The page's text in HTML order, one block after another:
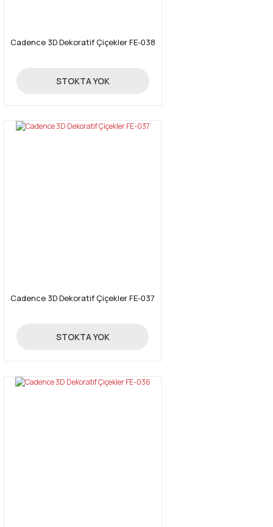
Cadence 3D Dekoratif Çiçekler FE-038
24,70 TL
STOKTA YOK
Cadence 3D Dekoratif Çiçekler FE-037
24,70 TL
STOKTA YOK